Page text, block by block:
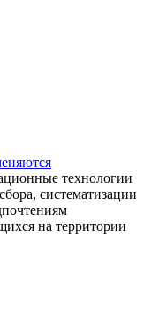
технологии
систематизации
на территории